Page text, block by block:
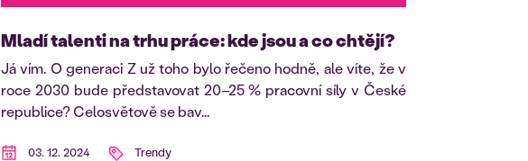
Mladí talenti na trhu práce: kde jsou a co chtějí?
Já vím. O generaci Z už toho bylo řečeno hodně, ale víte, že v
roce 2030 bude představovat 20–25 % pracovní síly v České
republice? Celosvětově se bav...
03. 12. 2024 Trendy